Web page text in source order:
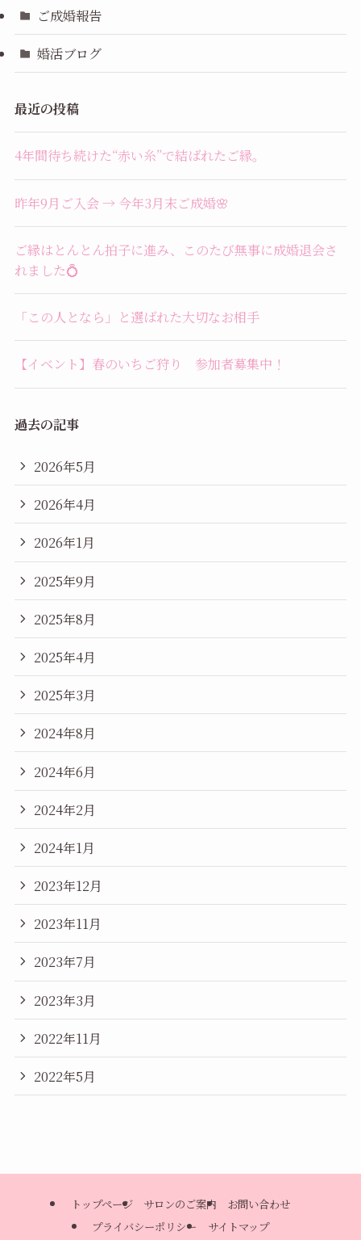
ご成婚報告
婚活ブログ
最近の投稿
4年間待ち続けた“赤い糸”で結ばれたご縁。
昨年9月ご入会 → 今年3月末ご成婚🌸
ご縁はとんとん拍子に進み、このたび無事に成婚退会さ
れました💍
「この人となら」と選ばれた大切なお相手
【イベント】春のいちご狩り 参加者募集中！
過去の記事
2026年5月
2026年4月
2026年1月
2025年9月
2025年8月
2025年4月
2025年3月
2024年8月
2024年6月
2024年2月
2024年1月
2023年12月
2023年11月
2023年7月
2023年3月
2022年11月
2022年5月
トップページ サロンのご案内
お問い合わせ
プライバシーポリシー
サイトマップ